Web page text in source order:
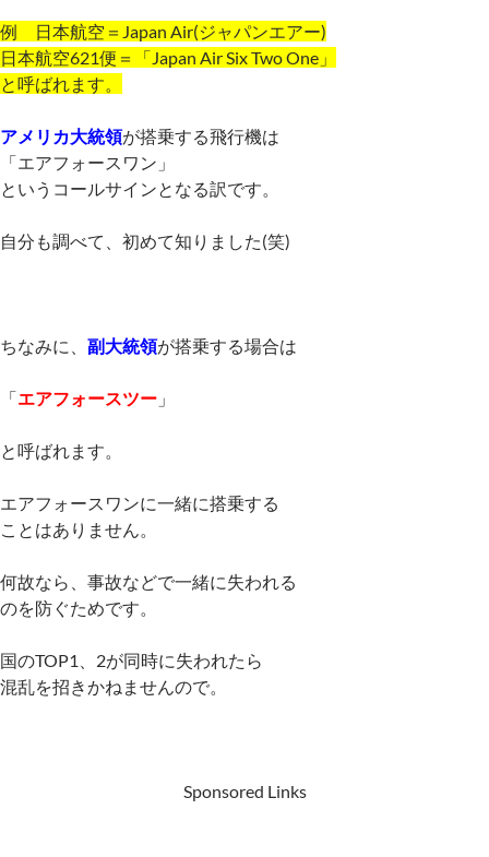
例 日本航空＝Japan Air(ジャパンエアー)
日本航空621便＝「Japan Air Six Two One」
と呼ばれます。
アメリカ大統領が搭乗する飛行機は
「エアフォースワン」
というコールサインとなる訳です。
自分も調べて、初めて知りました(笑)
ちなみに、 副大統領が搭乗する場合は
「エアフォースツー 」
と呼ばれます。
エアフォースワンに一緒に搭乗する
ことはありません。
何故なら、事故などで一緒に失われる
のを防ぐためです。
国のTOP1、2が同時に失われたら
混乱を招きかねませんので。
Sponsored Links